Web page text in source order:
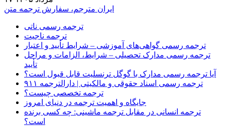
ایران مترجم، سفارش ترجمه متن
ترجمه رسمی ناتی
ترجمه ناجیت
ترجمه رسمی گواهی‌های آموزشی – شرایط تأیید و اعتبار
ترجمه رسمی مدارک تحصیلی – شرایط، الزامات و مراحل
تأیید
آیا ترجمه رسمی مدارک با گوگل ترنسلیت قابل قبول است؟
ترجمه رسمی اسناد حقوقی و مالکیتی | دارالترجمه ۹۱۱
ترجمه تخصصی چیست؟
جایگاه و اهمیت ترجمه در دنیای امروز
ترجمه انسانی در مقابل ترجمه ماشینی: چه کسی برنده
است؟